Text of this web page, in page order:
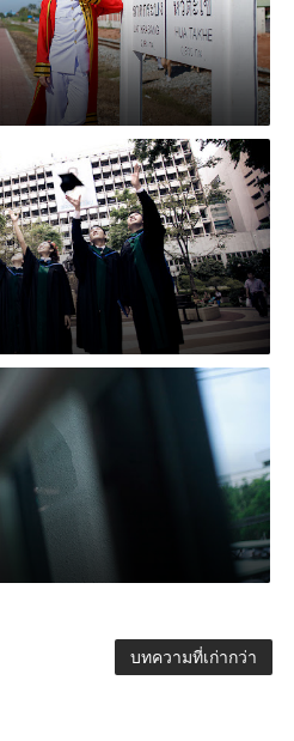
บทความที่เก่ากว่า